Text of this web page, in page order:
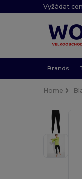
Vyžádat
Brands
Home